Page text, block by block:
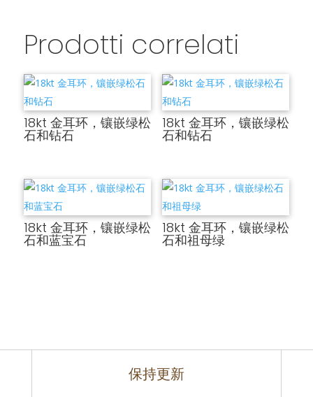
Prodotti correlati
18kt 金耳环，镶嵌绿松
石和钻石
18kt 金耳环，镶嵌绿松
石和钻石
18kt 金耳环，镶嵌绿松
石和蓝宝石
18kt 金耳环，镶嵌绿松
石和祖母绿
保持更新